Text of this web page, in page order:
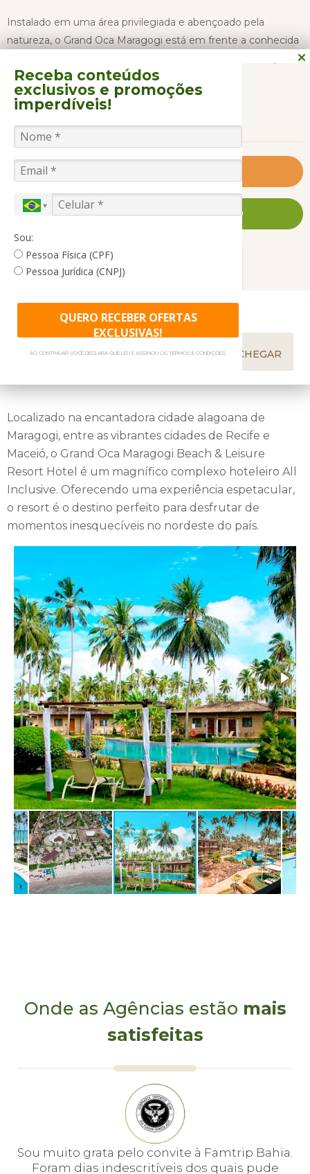
Instalado em uma área privilegiada e abençoado pela
natureza, o Grand Oca Maragogi está em frente a conhecida
e turística Praia Ponta do Mangue, uma das mais belas praias
de Maragogi.
Conta com 270 apartamentos em três categorias: Standard,
Bangalôs e Suítes.
Dispõe ainda de Copa para bebês, kids club com recreadores,
fitness center e estrutura de praia e piscinas.
ou evento para viajar para este Hotel, sempre definindo o
melhor formato para cada um dos membros. Entre em
contato com nosso setor de grupos e saiba mais!
CONTINUAR LENDO
FALE CONOSCO AGORA MESMO
GALERIA DE FOTOS
GASTRONOMIA ACOMODAÇÕES
TRASLADOS PERTO DALI COMO CHEGAR
Localizado na encantadora cidade alagoana de
Maragogi, entre as vibrantes cidades de Recife e
Maceió, o Grand Oca Maragogi Beach & Leisure
Resort Hotel é um magnífico complexo hoteleiro All
Inclusive. Oferecendo uma experiência espetacular,
o resort é o destino perfeito para desfrutar de
momentos inesquecíveis no nordeste do país.
Onde as Agências estão mais
satisfeitas
Sou muito grata pelo convite à Famtrip Bahia.
Foram dias indescritíveis dos quais pude
Receba conteúdos
exclusivos e promoções
imperdíveis!
Sou:
Pessoa Física (CPF)
Pessoa Jurídica (CNPJ)
QUERO RECEBER OFERTAS
EXCLUSIVAS!
AO CONTINUAR VOCÊ DECLARA QUE LEU E ASSINOU OS TERMOS E CONDIÇÕES.